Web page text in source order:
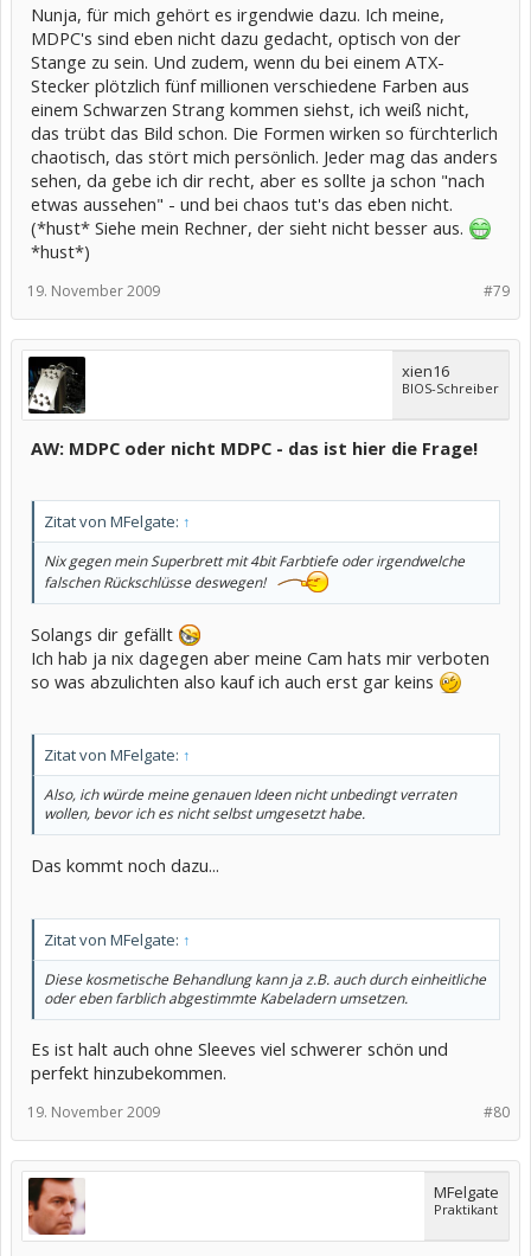
Netzteilaufkleber gut in Szene gesetzt werden!
Nunja, für mich gehört es irgendwie dazu. Ich meine,
MDPC's sind eben nicht dazu gedacht, optisch von der
Stange zu sein. Und zudem, wenn du bei einem ATX-
Stecker plötzlich fünf millionen verschiedene Farben aus
einem Schwarzen Strang kommen siehst, ich weiß nicht,
das trübt das Bild schon. Die Formen wirken so fürchterlich
chaotisch, das stört mich persönlich. Jeder mag das anders
sehen, da gebe ich dir recht, aber es sollte ja schon "nach
etwas aussehen" - und bei chaos tut's das eben nicht.
(*hust* Siehe mein Rechner, der sieht nicht besser aus.
*hust*)
#79
19. November 2009
xien16
BIOS-Schreiber
AW: MDPC oder nicht MDPC - das ist hier die Frage!
Zitat von MFelgate: ↑
Nix gegen mein Superbrett mit 4bit Farbtiefe oder irgendwelche
falschen Rückschlüsse deswegen!
Solangs dir gefällt
Ich hab ja nix dagegen aber meine Cam hats mir verboten
so was abzulichten also kauf ich auch erst gar keins
Zitat von MFelgate: ↑
Also, ich würde meine genauen Ideen nicht unbedingt verraten
wollen, bevor ich es nicht selbst umgesetzt habe.
Das kommt noch dazu...
Zitat von MFelgate: ↑
Diese kosmetische Behandlung kann ja z.B. auch durch einheitliche
oder eben farblich abgestimmte Kabeladern umsetzen.
Es ist halt auch ohne Sleeves viel schwerer schön und
perfekt hinzubekommen.
#80
19. November 2009
MFelgate
Praktikant